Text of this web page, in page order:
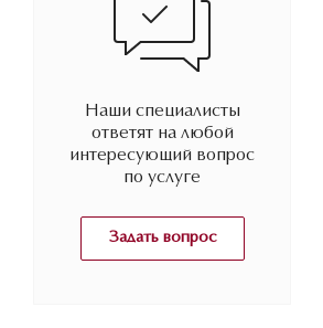
Наши специалисты
ответят на любой
интересующий вопрос
по услуге
Задать вопрос